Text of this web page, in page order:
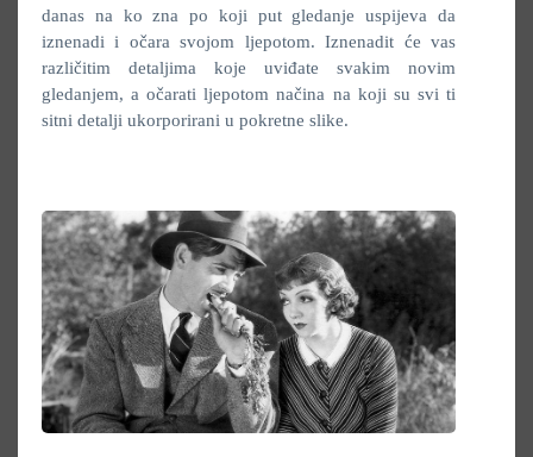
danas na ko zna po koji put gledanje uspijeva da
iznenadi i očara svojom ljepotom. Iznenadit će vas
različitim detaljima koje uviđate svakim novim
gledanjem, a očarati ljepotom načina na koji su svi ti
sitni detalji ukorporirani u pokretne slike.